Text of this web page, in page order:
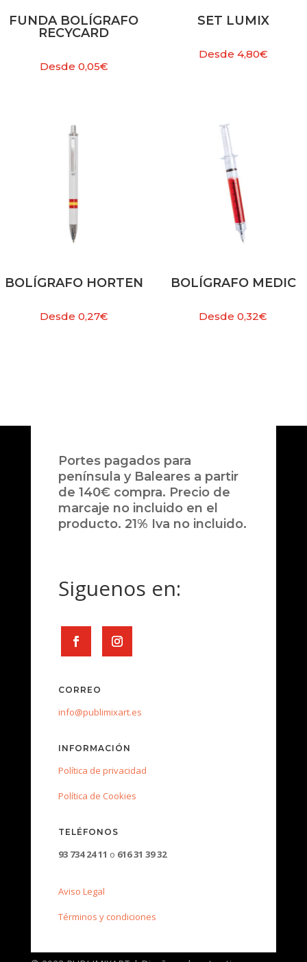
FUNDA BOLÍGRAFO
RECYCARD
Desde 0,05€
SET LUMIX
Desde 4,80€
BOLÍGRAFO HORTEN
Desde 0,27€
BOLÍGRAFO MEDIC
Desde0,32€
Portes pagados para
península y Baleares a partir
de 140€ compra. Precio de
marcaje no incluido en el
producto. 21% Iva no incluido.
Siguenos en:
CORREO
info@publimixart.es
INFORMACIÓN
Política de privacidad
Política de Cookies
TELÉFONOS
93 734 24 11 o 616 31 39 32
Aviso Legal
Términos y condiciones